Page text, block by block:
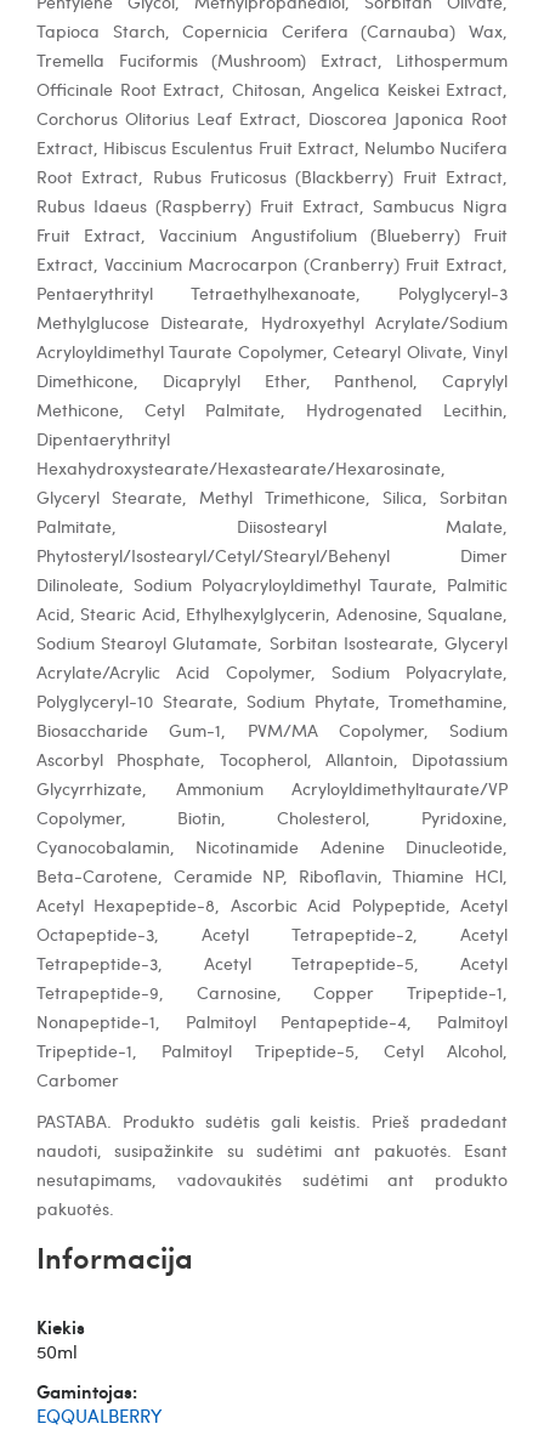
Tapioca Starch, Copernicia Cerifera (Carnauba) Wax,
Tremella Fuciformis (Mushroom) Extract, Lithospermum
Officinale Root Extract, Chitosan, Angelica Keiskei Extract,
Corchorus Olitorius Leaf Extract, Dioscorea Japonica Root
Extract, Hibiscus Esculentus Fruit Extract, Nelumbo Nucifera
Root Extract, Rubus Fruticosus (Blackberry) Fruit Extract,
Rubus Idaeus (Raspberry) Fruit Extract, Sambucus Nigra
Fruit Extract, Vaccinium Angustifolium (Blueberry) Fruit
Extract, Vaccinium Macrocarpon (Cranberry) Fruit Extract,
Pentaerythrityl Tetraethylhexanoate, Polyglyceryl-3
Methylglucose Distearate, Hydroxyethyl Acrylate/Sodium
Acryloyldimethyl Taurate Copolymer, Cetearyl Olivate, Vinyl
Dimethicone, Dicaprylyl Ether, Panthenol, Caprylyl
Methicone, Cetyl Palmitate, Hydrogenated Lecithin,
Dipentaerythrityl
Hexahydroxystearate/Hexastearate/Hexarosinate,
Glyceryl Stearate, Methyl Trimethicone, Silica, Sorbitan
Palmitate, Diisostearyl Malate,
Phytosteryl/Isostearyl/Cetyl/Stearyl/Behenyl Dimer
Dilinoleate, Sodium Polyacryloyldimethyl Taurate, Palmitic
Acid, Stearic Acid, Ethylhexylglycerin, Adenosine, Squalane,
Sodium Stearoyl Glutamate, Sorbitan Isostearate, Glyceryl
Acrylate/Acrylic Acid Copolymer, Sodium Polyacrylate,
Polyglyceryl-10 Stearate, Sodium Phytate, Tromethamine,
Biosaccharide Gum-1, PVM/MA Copolymer, Sodium
Ascorbyl Phosphate, Tocopherol, Allantoin, Dipotassium
Glycyrrhizate, Ammonium Acryloyldimethyltaurate/VP
Copolymer, Biotin, Cholesterol, Pyridoxine,
Cyanocobalamin, Nicotinamide Adenine Dinucleotide,
Beta-Carotene, Ceramide NP, Riboflavin, Thiamine HCl,
Acetyl Hexapeptide-8, Ascorbic Acid Polypeptide, Acetyl
Octapeptide-3, Acetyl Tetrapeptide-2, Acetyl
Tetrapeptide-3, Acetyl Tetrapeptide-5, Acetyl
Tetrapeptide-9, Carnosine, Copper Tripeptide-1,
Nonapeptide-1, Palmitoyl Pentapeptide-4, Palmitoyl
Tripeptide-1, Palmitoyl Tripeptide-5, Cetyl Alcohol,
Carbomer
PASTABA. Produkto sudėtis gali keistis. Prieš pradedant
naudoti, susipažinkite su sudėtimi ant pakuotės. Esant
nesutapimams, vadovaukitės sudėtimi ant produkto
pakuotės.
Informacija
Kiekis
50ml
Gamintojas:
EQQUALBERRY